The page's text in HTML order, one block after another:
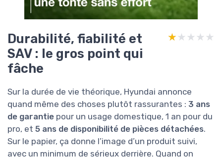
Durabilité, fiabilité et
SAV : le gros point qui
fâche
★★★★★
★★★★★
Sur la durée de vie théorique, Hyundai annonce
quand même des choses plutôt rassurantes : 3 ans
de garantie pour un usage domestique, 1 an pour du
pro, et 5 ans de disponibilité de pièces détachées.
Sur le papier, ça donne l’image d’un produit suivi,
avec un minimum de sérieux derrière. Quand on